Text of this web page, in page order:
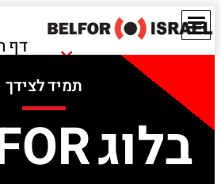
דף
EN
נזקי שריפה
נזקי הצפה
חומרים מסוכנים
נזקים אקולוגיים
תמיד לצידך
בלוג BELFOR